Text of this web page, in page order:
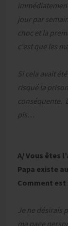
jour par
choc et la
c'est que les
Si cela avait
risqué la
conséquente.
pis…
A/ Vous êtes
Papa existe
Comment est
Je ne désirais
ma page